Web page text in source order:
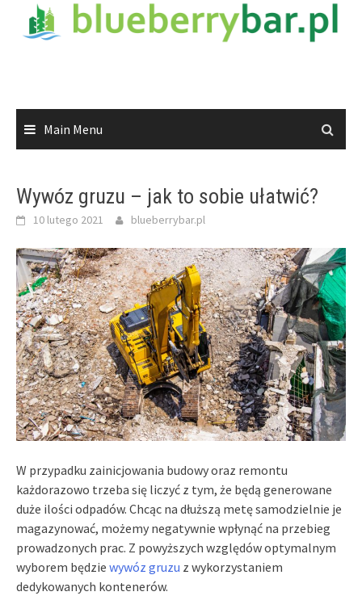
Main Menu
Wywóz gruzu – jak to sobie ułatwić?
10 lutego 2021 blueberrybar.pl
W przypadku zainicjowania budowy oraz remontu
każdorazowo trzeba się liczyć z tym, że będą generowane
duże ilości odpadów. Chcąc na dłuższą metę samodzielnie je
magazynować, możemy negatywnie wpłynąć na przebieg
prowadzonych prac. Z powyższych względów optymalnym
wyborem będzie wywóz gruzu z wykorzystaniem
dedykowanych kontenerów.